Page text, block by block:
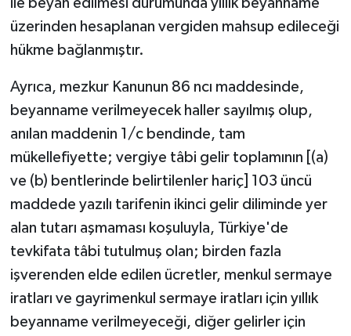
üzerinden hesaplanan vergiden mahsup edileceği
hükme bağlanmıştır.
Ayrıca, mezkur Kanunun 86 ncı maddesinde,
beyanname verilmeyecek haller sayılmış olup,
anılan maddenin 1/c bendinde, tam
mükellefiyette; vergiye tâbi gelir toplamının [(a)
ve (b) bentlerinde belirtilenler hariç] 103 üncü
maddede yazılı tarifenin ikinci gelir diliminde yer
alan tutarı aşmaması koşuluyla, Türkiye'de
tevkifata tâbi tutulmuş olan; birden fazla
işverenden elde edilen ücretler, menkul sermaye
iratları ve gayrimenkul sermaye iratları için yıllık
beyanname verilmeyeceği, diğer gelirler için